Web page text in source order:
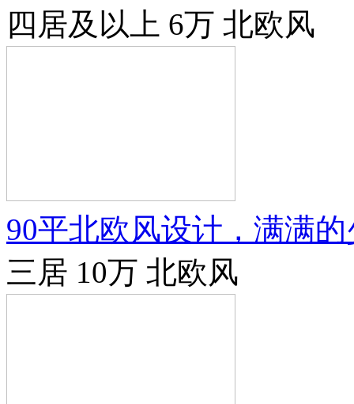
四居及以上 6万 北欧风
90平北欧风设计，满满
三居 10万 北欧风